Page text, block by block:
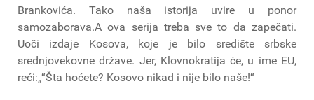
Brankovića. Tako naša istorija uvire u ponor
samozaborava.A ova serija treba sve to da zapečati.
Uoči izdaje Kosova, koje je bilo središte srbske
srednjovekovne države. Jer, Klovnokratija će, u ime EU,
reći:„“Šta hoćete? Kosovo nikad i nije bilo naše!“